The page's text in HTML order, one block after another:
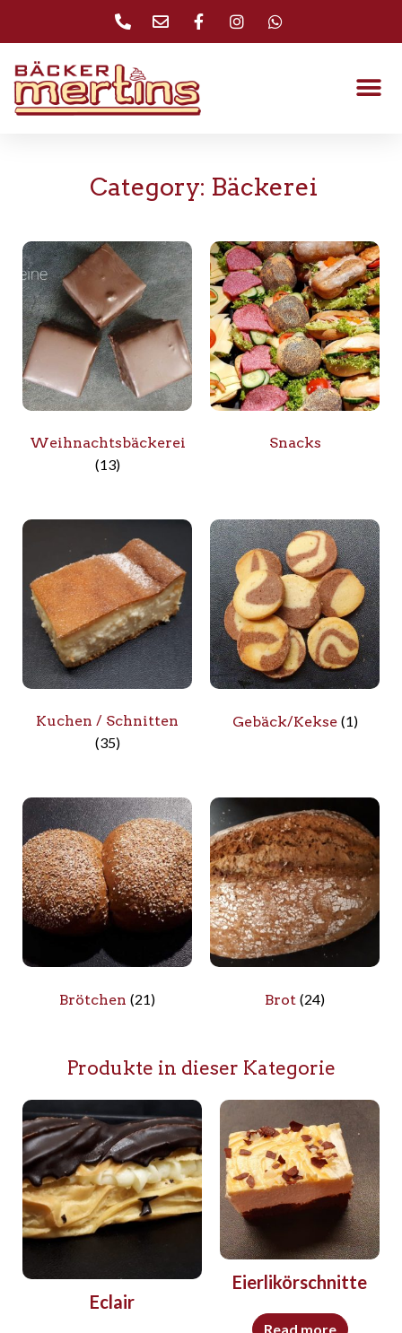
Category: Bäckerei
Weihnachtsbäckerei
(13)
Snacks
Kuchen / Schnitten
(35)
Gebäck/Kekse (1)
Brötchen (21) Brot (24)
Produkte in dieser Kategorie
Eclair
Eierlikörschnitte
Read more